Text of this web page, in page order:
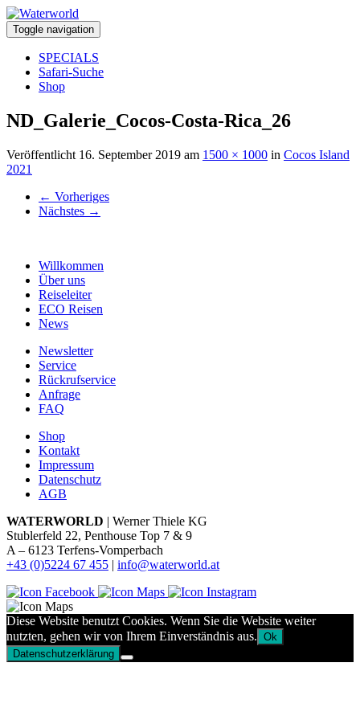
Toggle navigation
SPECIALS
Safari-Suche
Shop
ND_Galerie_Cocos-Costa-Rica_26
Veröffentlicht 16. September 2019 am 1500 × 1000 in Cocos Island
2021
← Vorheriges
Nächstes →
Willkommen
Über uns
Reiseleiter
ECO Reisen
News
Newsletter
Service
Rückrufservice
Anfrage
FAQ
Shop
Kontakt
Impressum
Datenschutz
AGB
WATERWORLD | Werner Thiele KG
Stublerfeld 22, Penthouse Top 7 & 9
A – 6123 Terfens-Vomperbach
+43 (0)5224 67 455 | info@waterworld.at
Diese Website benutzt Cookies. Wenn Sie die Website weiter
nutzten, gehen wir von Ihrem Einverständnis aus. Ok
Datenschutzerklärung